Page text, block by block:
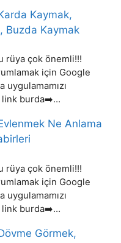
Kaymak,
Buzda Kaymak
rüya çok önemli!!!
için Google
uygulamamızı
link burda➡️…
Ne Anlama
rüya çok önemli!!!
için Google
uygulamamızı
link burda➡️…
Görmek,